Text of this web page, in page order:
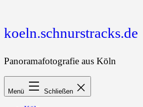
koeln.schnurstracks.de
Panoramafotografie aus Köln
Menü Schließen